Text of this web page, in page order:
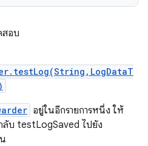
สอบ
อยู่ในอีกรายการหนึ่ง ให้
กลับ testLogSaved ไปยัง